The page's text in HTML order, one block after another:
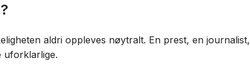
aldri oppleves nøytralt. En prest, en
uforklarlige.